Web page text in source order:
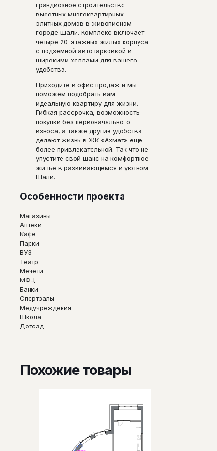
грандиозное строительство
высотных многоквартирных
элитных домов в живописном
городе Шали. Комплекс включает
четыре 20-этажных жилых корпуса
с подземной автопарковкой и
широкими холлами для вашего
удобства.
Приходите в офис продаж и мы
поможем подобрать вам
идеальную квартиру для жизни.
Гибкая рассрочка, возможность
покупки без первоначального
взноса, а также другие удобства
делают жизнь в ЖК «Ахмат» еще
более привлекательной. Так что не
упустите свой шанс на комфортное
жилье в развивающемся и уютном
Шали.
Особенности проекта
Магазины
Аптеки
Кафе
Парки
ВУЗ
Театр
Мечети
МФЦ
Банки
Спортзалы
Медучреждения
Школа
Детсад
Похожие товары